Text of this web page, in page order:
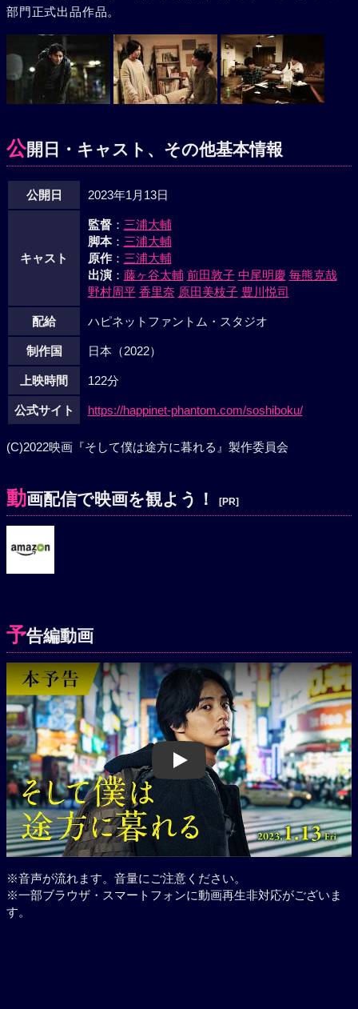
部門正式出品作品。
公開日・キャスト、その他基本情報
公開日 2023年1月13日
キャスト
監督： 三浦大輔
脚本： 三浦大輔
原作： 三浦大輔
出演： 藤ヶ谷太輔 前田敦子 中尾明慶 毎熊克哉
野村周平 香里奈 原田美枝子 豊川悦司
配給 ハピネットファントム・スタジオ
制作国 日本（2022）
上映時間 122分
公式サイト https://happinet-phantom.com/soshiboku/
(C)2022映画『そして僕は途方に暮れる』製作委員会
動画配信で映画を観よう！ [PR]
予告編動画
Play
※音声が流れます。音量にご注意ください。
※一部ブラウザ・スマートフォンに動画再生非対応がございま
す。